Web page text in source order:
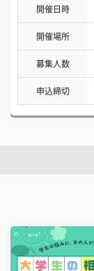
開催日時
開催場所
募集人数
申込締切